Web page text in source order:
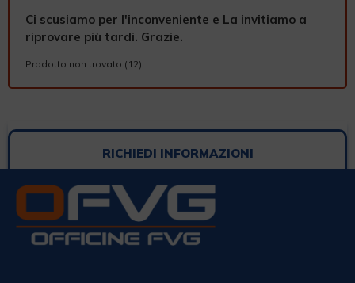
Ci scusiamo per l'inconveniente e La invitiamo a
riprovare più tardi. Grazie.
Prodotto non trovato (12)
RICHIEDI INFORMAZIONI